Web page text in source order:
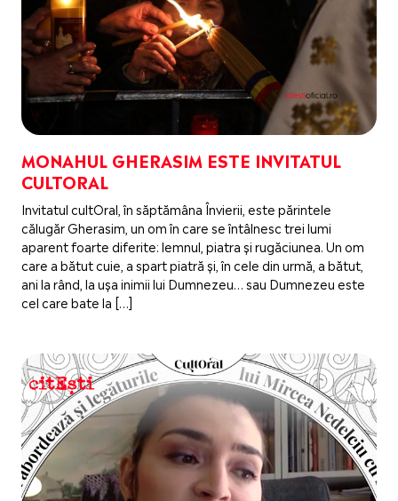
MONAHUL GHERASIM ESTE INVITATUL
CULTORAL
Invitatul cultOral, în săptămâna Învierii, este părintele
călugăr Gherasim, un om în care se întâlnesc trei lumi
aparent foarte diferite: lemnul, piatra și rugăciunea. Un om
care a bătut cuie, a spart piatră și, în cele din urmă, a bătut,
ani la rând, la ușa inimii lui Dumnezeu… sau Dumnezeu este
cel care bate la […]